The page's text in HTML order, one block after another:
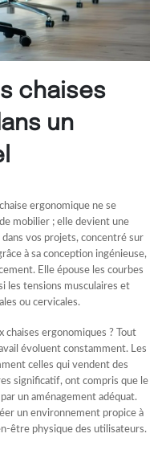
chaises
un
ergonomique ne se
mobilier ; elle devient une
vos projets, concentré sur
à sa conception ingénieuse,
Elle épouse les courbes
les tensions musculaires et
ou cervicales.
chaises ergonomiques ? Tout
évoluent constamment. Les
celles qui vendent des
significatif, ont compris que le
un aménagement adéquat.
un environnement propice à
être physique des utilisateurs.